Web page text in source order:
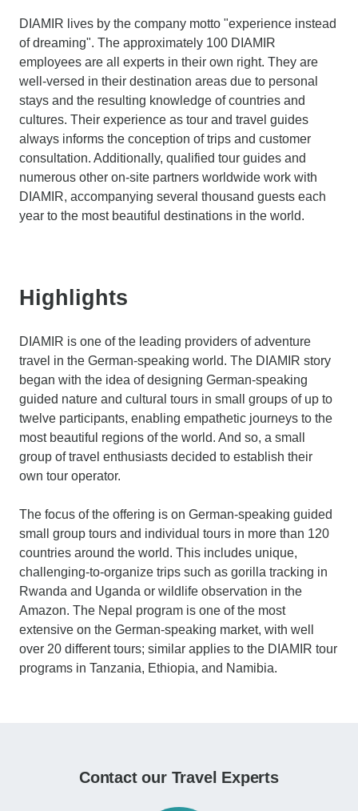
DIAMIR lives by the company motto "experience instead
of dreaming". The approximately 100 DIAMIR
employees are all experts in their own right. They are
well-versed in their destination areas due to personal
stays and the resulting knowledge of countries and
cultures. Their experience as tour and travel guides
always informs the conception of trips and customer
consultation. Additionally, qualified tour guides and
numerous other on-site partners worldwide work with
DIAMIR, accompanying several thousand guests each
year to the most beautiful destinations in the world.
Highlights
DIAMIR is one of the leading providers of adventure
travel in the German-speaking world. The DIAMIR story
began with the idea of ​​designing German-speaking
guided nature and cultural tours in small groups of up to
twelve participants, enabling empathetic journeys to the
most beautiful regions of the world. And so, a small
group of travel enthusiasts decided to establish their
own tour operator.
The focus of the offering is on German-speaking guided
small group tours and individual tours in more than 120
countries around the world. This includes unique,
challenging-to-organize trips such as gorilla tracking in
Rwanda and Uganda or wildlife observation in the
Amazon. The Nepal program is one of the most
extensive on the German-speaking market, with well
over 20 different tours; similar applies to the DIAMIR tour
programs in Tanzania, Ethiopia, and Namibia.
Contact our Travel Experts